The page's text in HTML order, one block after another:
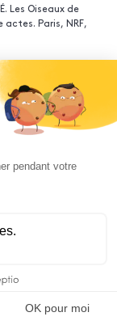
Les Oiseaux de
actes. Paris, NRF,